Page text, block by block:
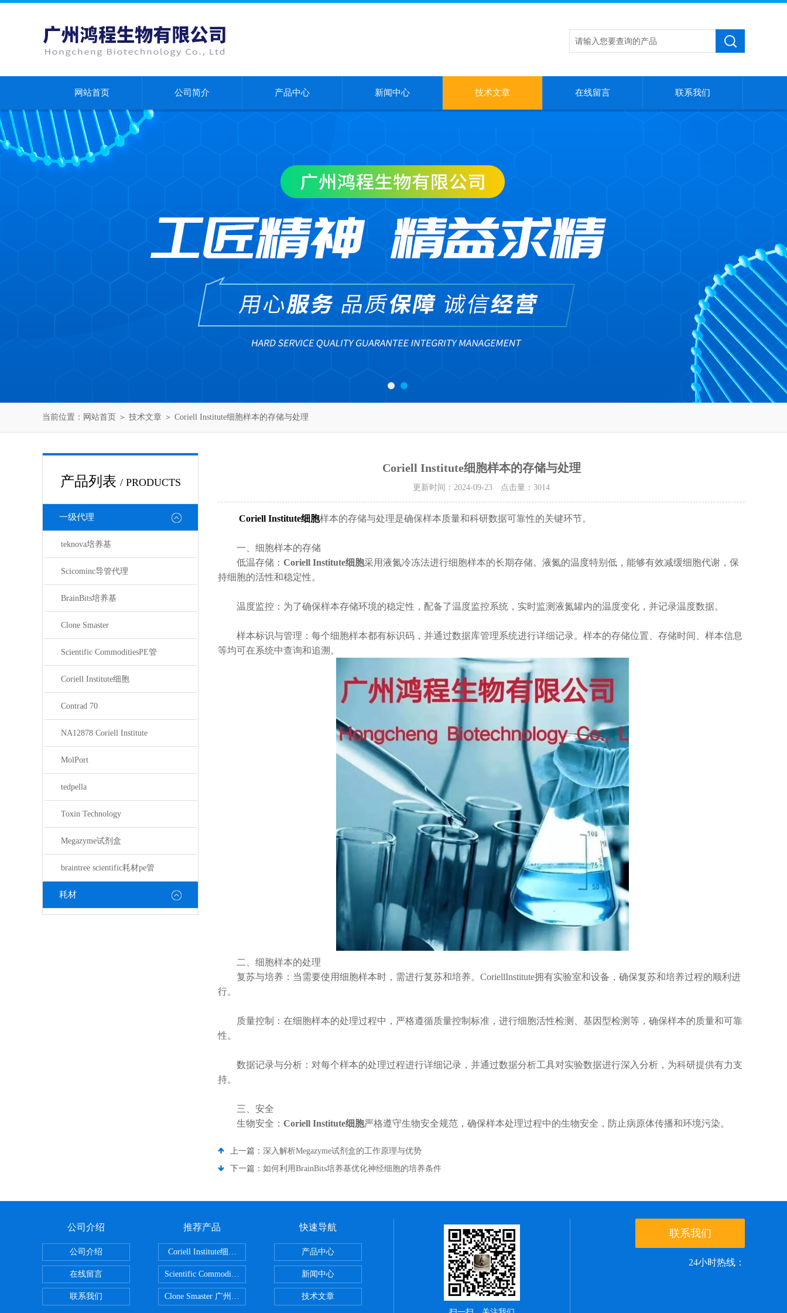
网站首页 公司简介 产品中心 新闻中心 技术文章 在线留言 联系我们
当前位置： 网站首页 ＞ 技术文章 ＞ Coriell Institute细胞样本的存储与处理
产品列表 / PRODUCTS
一级代理
teknova培养基
Scicominc导管代理
BrainBits培养基
Clone Smaster
Scientific CommoditiesPE管
Coriell Institute细胞
Contrad 70
NA12878 Coriell Institute
MolPort
tedpella
Toxin Technology
Megazyme试剂盒
braintree scientific耗材pe管
耗材
Coriell Institute细胞样本的存储与处理
更新时间：2024-09-23 点击量： 3014
Coriell Institute细胞样本的存储与处理是确保样本质量和科研数据可靠性的关键环节。
一、细胞样本的存储
低温存储： Coriell Institute细胞采用液氮冷冻法进行细胞样本的长期存储。液氮的温度特别低，能够有效减缓细胞代谢，保
持细胞的活性和稳定性。
温度监控：为了确保样本存储环境的稳定性，配备了温度监控系统，实时监测液氮罐内的温度变化，并记录温度数据。
样本标识与管理：每个细胞样本都有标识码，并通过数据库管理系统进行详细记录。样本的存储位置、存储时间、样本信息
等均可在系统中查询和追溯。
二、细胞样本的处理
复苏与培养：当需要使用细胞样本时，需进行复苏和培养。CoriellInstitute拥有实验室和设备，确保复苏和培养过程的顺利进
行。
质量控制：在细胞样本的处理过程中，严格遵循质量控制标准，进行细胞活性检测、基因型检测等，确保样本的质量和可靠
性。
数据记录与分析：对每个样本的处理过程进行详细记录，并通过数据分析工具对实验数据进行深入分析，为科研提供有力支
持。
三、安全
生物安全： Coriell Institute细胞严格遵守生物安全规范，确保样本处理过程中的生物安全，防止病原体传播和环境污染。
上一篇： 深入解析Megazyme试剂盒的工作原理与优势
下一篇： 如何利用BrainBits培养基优化神经细胞的培养条件
公司介绍
公司介绍
在线留言
联系我们
推荐产品
Scientific CommoditiesPE管 广州鸿程代理
Clone Smaster 广州鸿程代理
快速导航
产品中心
新闻中心
技术文章
联系我们
24小时热线：